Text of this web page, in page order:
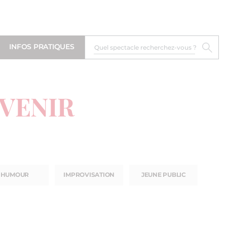
INFOS PRATIQUES
HUMOUR IMPROVISATION JEUNE PUBLIC